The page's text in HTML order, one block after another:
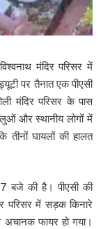
मंदिर परिसर में
पर तैनात एक पीएसी
मंदिर परिसर के पास
और स्थानीय लोगों में
तीनों घायलों की हालत
बजे की है। पीएसी की
परिसर में सड़क किनारे
अचानक फायर हो गया।